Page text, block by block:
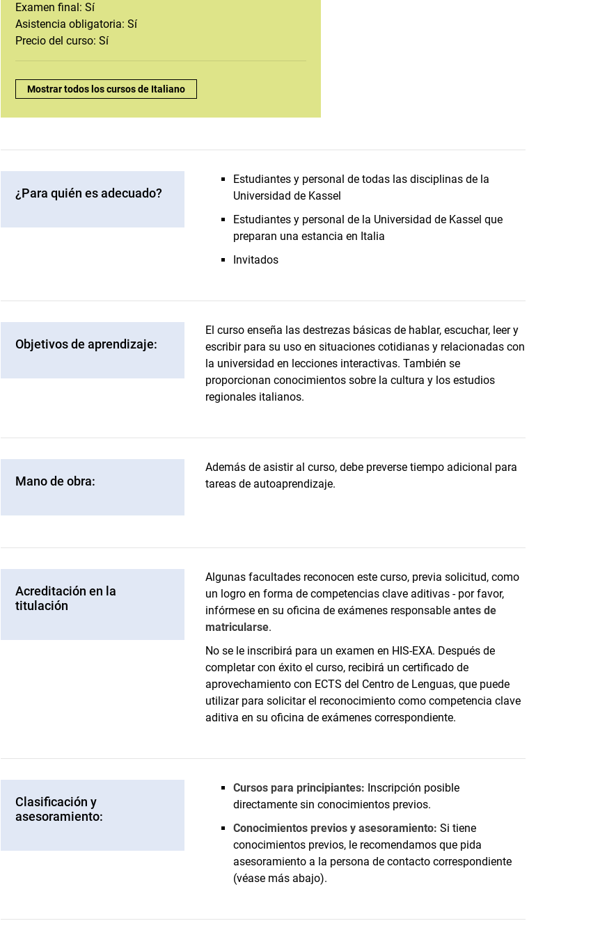
Examen final: Sí
Asistencia obligatoria: Sí
Precio del curso: Sí
Visión general:
Mostrar todos los cursos de Italiano
¿Para quién es adecuado?
Estudiantes y personal de todas las disciplinas de la
Universidad de Kassel
Estudiantes y personal de la Universidad de Kassel que
preparan una estancia en Italia
Invitados
Objetivos de aprendizaje:
El curso enseña las destrezas básicas de hablar, escuchar, leer y
escribir para su uso en situaciones cotidianas y relacionadas con
la universidad en lecciones interactivas. También se
proporcionan conocimientos sobre la cultura y los estudios
regionales italianos.
Mano de obra:
Además de asistir al curso, debe preverse tiempo adicional para
tareas de autoaprendizaje.
Acreditación en la
titulación
Algunas facultades reconocen este curso, previa solicitud, como
un logro en forma de competencias clave aditivas - por favor,
infórmese en su oficina de exámenes responsableantes de
matricularse.
No se le inscribirá para un examen en HIS-EXA. Después de
completar con éxito el curso, recibirá un certificado de
aprovechamiento con ECTS del Centro de Lenguas, que puede
utilizar para solicitar el reconocimiento como competencia clave
aditiva en su oficina de exámenes correspondiente.
Clasificación y
asesoramiento:
Cursos para principiantes: Inscripción posible
directamente sin conocimientos previos.
Conocimientos previos y asesoramiento:Si tiene
conocimientos previos, le recomendamos que pida
asesoramiento a la persona de contacto correspondiente
(véase más abajo).